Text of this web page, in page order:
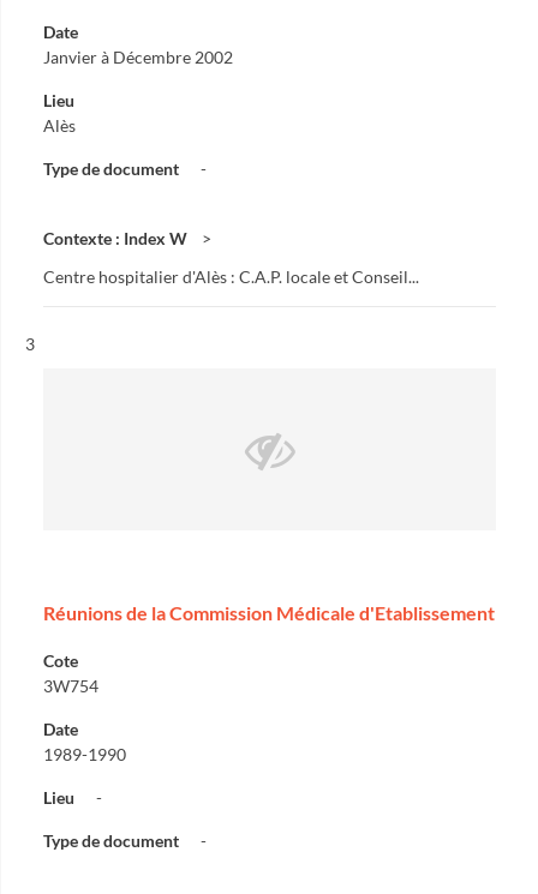
Date
Janvier à Décembre 2002
Lieu
Alès
Type de document -
Contexte : Index W
Centre hospitalier d'Alès : C.A.P. locale et Conseil...
Résultat n°
3
Réunions de la Commission Médicale d'Etablissement
Cote
3W754
Date
1989-1990
Lieu -
Type de document -